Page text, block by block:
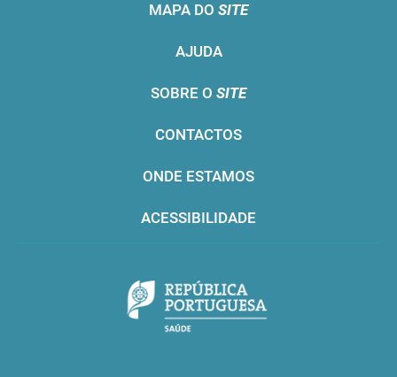
MAPA DO SITE
AJUDA
SOBRE O SITE
CONTACTOS
ONDE ESTAMOS
ACESSIBILIDADE